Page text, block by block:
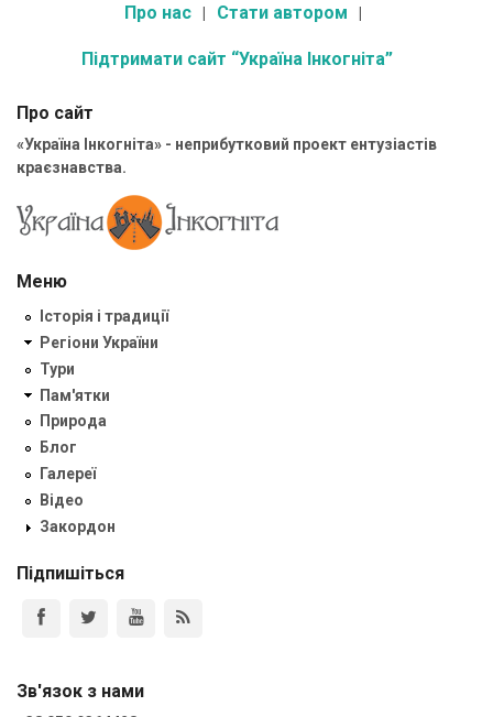
Про нас Стати автором
Підтримати сайт “Україна Інкогніта”
Про сайт
«Україна Інкогніта» - неприбутковий проект ентузіастів
краєзнавства.
Меню
Історія і традиції
Регіони України
Тури
Пам'ятки
Природа
Блог
Галереї
Відео
Закордон
Підпишіться
Зв'язок з нами